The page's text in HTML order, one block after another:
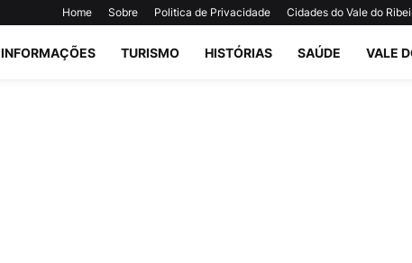
Home Sobre Politica de Privacidade Cidades do Vale do
INFORMAÇÕES TURISMO HISTÓRIAS SAÚDE VALE